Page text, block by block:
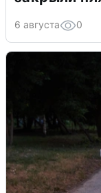
6 августа 0